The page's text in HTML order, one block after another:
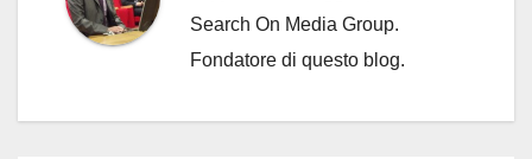
Search On Media Group.
Fondatore di questo blog.